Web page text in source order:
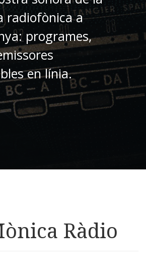
radiofònica a
programes,
en línia.
Ràdio